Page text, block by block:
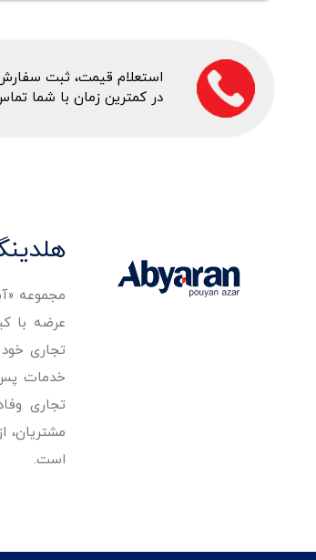
استعلام قیمت، ثبت سفارش
در کمترین زمان با شما
مجموعه
تجاری خود
خدمات پس
تجاری
مشتریان،
است.